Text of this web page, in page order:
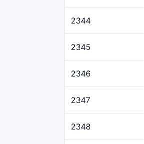
2344
2345
2346
2347
2348